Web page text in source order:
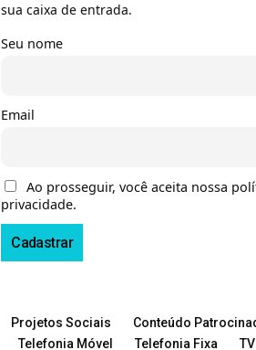
sua caixa de entrada.
Seu nome
Email
Ao prosseguir, você aceita nossa
privacidade.
Projetos Sociais Conteúdo
Telefonia Móvel
Telefonia Fixa